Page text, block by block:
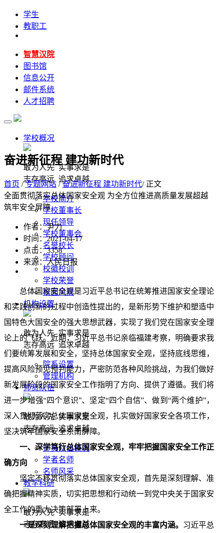
学生
教职工
智慧汉院
图书馆
信息公开
邮件系统
人才招聘
学校概况
敢为人先 实事求是
志存高远 追求卓越
学校简介
学校董事长
现任领导
学校董事会
名誉校长
学校顾问
校徽校训
学校荣誉
校园风景
机构设置
敢为人先 实事求是
志存高远 追求卓越
院系设置
管理机构
师资队伍
敢为人先 实事求是
志存高远 追求卓越
师资队伍概况
学者名师
名师风采
教学科研
敢为人先 实事求是
志存高远 追求卓越
奋进新征程 建功新时代
首页 /专题网站 /奋进新征程 建功新时代/ 正文
全面贯彻落实总体国家安全观 为全方位推进高质量发展超越
筑牢安全屏障
作者：尹力
时间：2021-04-17
点击：3358
来源：人民日报
总体国家安全观是习近平总书记在统筹推进国家安全理论
和实践创新的过程中创造性提出的，是新形势下维护和塑造中
国特色大国安全的强大思想武器，实现了我们党在国家安全理
论上的飞跃。近期，习近平总书记亲临福建考察，明确要求我
们要统筹发展和安全，坚持总体国家安全观，坚持底线思维，
提高风险预见预判能力，严密防范各种风险挑战，为我们做好
新发展阶段的国家安全工作指明了方向、提供了遵循。我们将
进一步增强“四个意识”、坚定“四个自信”、做到“两个维护”，
深入贯彻落实总体国家安全观，扎实做好国家安全各项工作，
坚决筑牢国家安全东南屏障。
一、深学笃行总体国家安全观，牢牢把握国家安全工作正
确方向
坚定不移贯彻落实总体国家安全观，首先是深刻理解、准
确把握精神实质，切实把思想和行动统一到党中央关于国家安
全工作的重大决策部署上来。
一是深刻理解把握总体国家安全观的丰富内涵。 习近平总